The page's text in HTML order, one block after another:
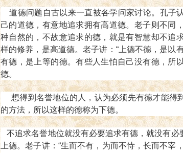
道德问题自古以来一直被各学问家讨论。孔子
己的道德，有意地追求拥有高道德。老子则不同
种自然的，不故意追求的德，就是有智慧却不追
样的修养，是高道德。老子讲：“上德不德，是以
有德，是上等的德。有些人生怕自己没有德，所
德。
想得到名誉地位的人，认为必须先有德才能得
的方法，所以这样的德称为下德。
不追求名誉地位就没有必要追求有德，就没有
上德。老子讲：“生而不有，为而不恃，长而不宰